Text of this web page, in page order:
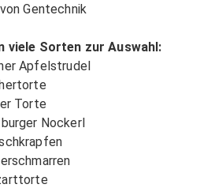
Gentechnik
viele Sorten zur Auswahl:
Apfelstrudel
Torte
Nockerl